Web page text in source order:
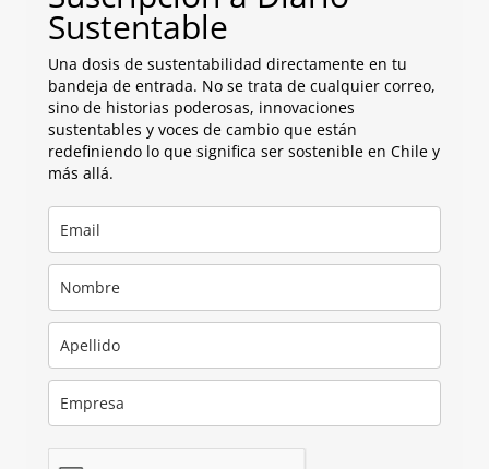
Sustentable
Una dosis de sustentabilidad directamente en tu
bandeja de entrada. No se trata de cualquier correo,
sino de historias poderosas, innovaciones
sustentables y voces de cambio que están
redefiniendo lo que significa ser sostenible en Chile y
más allá.